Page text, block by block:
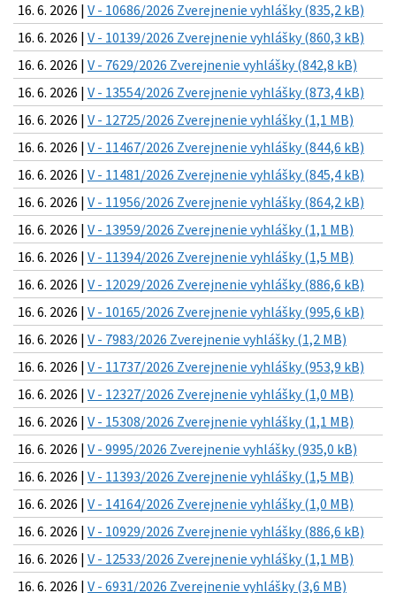
16. 6. 2026 | V - 10686/2026 Zverejnenie vyhlášky (835,2 kB)
16. 6. 2026 | V - 10139/2026 Zverejnenie vyhlášky (860,3 kB)
16. 6. 2026 | V - 7629/2026 Zverejnenie vyhlášky (842,8 kB)
16. 6. 2026 | V - 13554/2026 Zverejnenie vyhlášky (873,4 kB)
16. 6. 2026 | V - 12725/2026 Zverejnenie vyhlášky (1,1 MB)
16. 6. 2026 | V - 11467/2026 Zverejnenie vyhlášky (844,6 kB)
16. 6. 2026 | V - 11481/2026 Zverejnenie vyhlášky (845,4 kB)
16. 6. 2026 | V - 11956/2026 Zverejnenie vyhlášky (864,2 kB)
16. 6. 2026 | V - 13959/2026 Zverejnenie vyhlášky (1,1 MB)
16. 6. 2026 | V - 11394/2026 Zverejnenie vyhlášky (1,5 MB)
16. 6. 2026 | V - 12029/2026 Zverejnenie vyhlášky (886,6 kB)
16. 6. 2026 | V - 10165/2026 Zverejnenie vyhlášky (995,6 kB)
16. 6. 2026 | V - 7983/2026 Zverejnenie vyhlášky (1,2 MB)
16. 6. 2026 | V - 11737/2026 Zverejnenie vyhlášky (953,9 kB)
16. 6. 2026 | V - 12327/2026 Zverejnenie vyhlášky (1,0 MB)
16. 6. 2026 | V - 15308/2026 Zverejnenie vyhlášky (1,1 MB)
16. 6. 2026 | V - 9995/2026 Zverejnenie vyhlášky (935,0 kB)
16. 6. 2026 | V - 11393/2026 Zverejnenie vyhlášky (1,5 MB)
16. 6. 2026 | V - 14164/2026 Zverejnenie vyhlášky (1,0 MB)
16. 6. 2026 | V - 10929/2026 Zverejnenie vyhlášky (886,6 kB)
16. 6. 2026 | V - 12533/2026 Zverejnenie vyhlášky (1,1 MB)
16. 6. 2026 | V - 6931/2026 Zverejnenie vyhlášky (3,6 MB)